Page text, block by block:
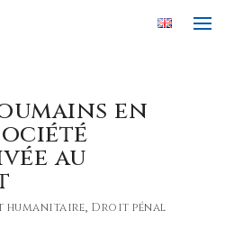
en
au
humanitaire, Droit pénal